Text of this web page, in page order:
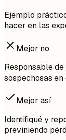
Ejemplo
hacer en las
Mejor no
Responsable
sospechosas
Mejor así
Identifiqué y
previniendo